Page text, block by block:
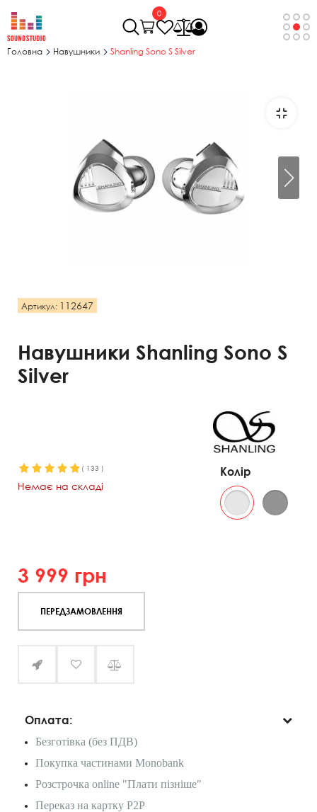
0
Головна Навушники Shanling Sono S Silver
Артикул: 112647
Навушники Shanling Sono S
Silver
( 133 )
Немає на складі
Колір
3 999 грн
ПЕРЕДЗАМОВЛЕННЯ
Оплата:
Безготівка (без ПДВ)
Покупка частинами Monobank
Розстрочка online "Плати пізніше"
Переказ на картку P2P